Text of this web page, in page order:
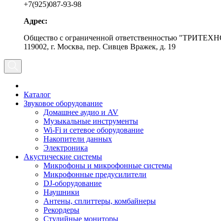
+7(925)087-93-98
Адрес:
Общество с ограниченной ответственностью
119002, г. Москва, пер. Сивцев Вражек, д. 19
Каталог
Звуковое оборудование
Домашнее аудио и AV
Музыкальные инструменты
Wi-Fi и сетевое оборудование
Накопители данных
Электроника
Акустические системы
Микрофоны и микрофонные системы
Микрофонные предусилители
DJ-оборудование
Наушники
Антены, сплиттеры, комбайнеры
Рекордеры
Студийные мониторы